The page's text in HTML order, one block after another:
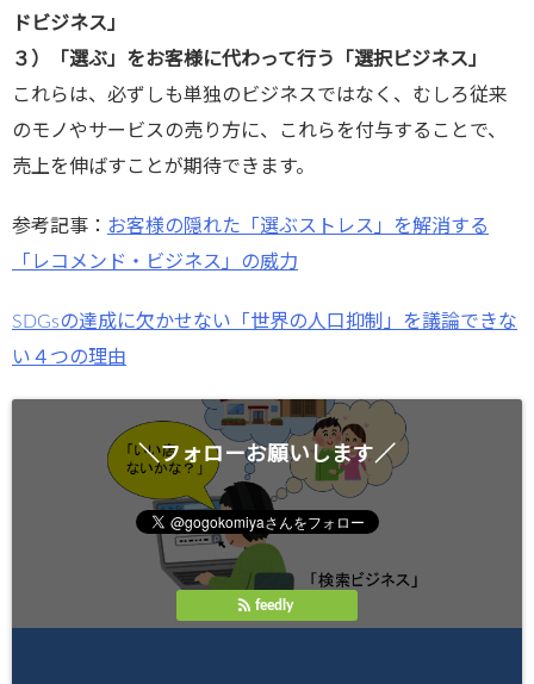
ドビジネス」
３）「選ぶ」をお客様に代わって行う「選択ビジネス」
これらは、必ずしも単独のビジネスではなく、むしろ従来
のモノやサービスの売り方に、これらを付与することで、
売上を伸ばすことが期待できます。
参考記事： お客様の隠れた「選ぶストレス」を解消する
「レコメンド・ビジネス」の威力
SDGsの達成に欠かせない「世界の人口抑制」を議論できな
い４つの理由
＼フォローお願いします／
feedly